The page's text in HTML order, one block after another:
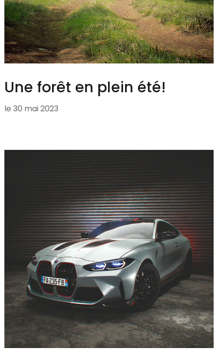
Une forêt en plein été!
le 30 mai 2023